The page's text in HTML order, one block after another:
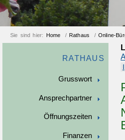
Sie sind hier: Home / Rathaus / Online-
RATHAUS
Grusswort
Ansprechpartner
Öffnungszeiten
Finanzen